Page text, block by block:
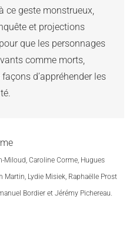
ce geste monstrueux,
et projections
que les personnages
comme morts,
d’appréhender les
Miloud, Caroline Corme, Hugues
Martin, Lydie Misiek, Raphaëlle Prost
Bordier et Jérémy Pichereau.